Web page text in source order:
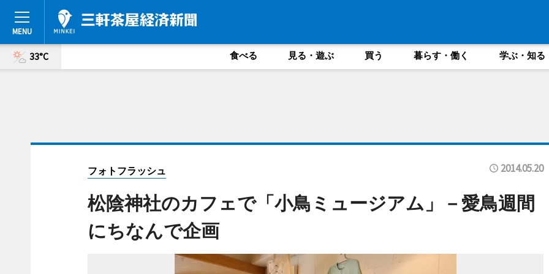
33°C 食べる 見る・遊ぶ 買う 暮らす・働く 学ぶ・知る
フォトフラッシュ 2014.05.20
松陰神社のカフェで「小鳥ミュージアム」－愛鳥週間
にちなんで企画